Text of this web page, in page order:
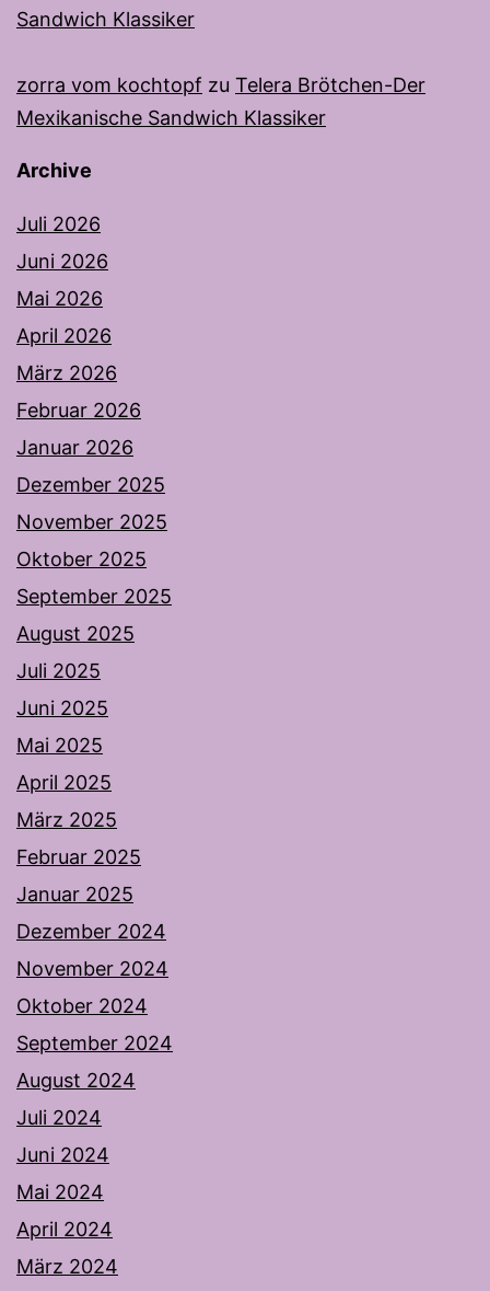
Sandwich Klassiker
zorra vom kochtopf zu Telera Brötchen-Der
Mexikanische Sandwich Klassiker
Archive
Juli 2026
Juni 2026
Mai 2026
April 2026
März 2026
Februar 2026
Januar 2026
Dezember 2025
November 2025
Oktober 2025
September 2025
August 2025
Juli 2025
Juni 2025
Mai 2025
April 2025
März 2025
Februar 2025
Januar 2025
Dezember 2024
November 2024
Oktober 2024
September 2024
August 2024
Juli 2024
Juni 2024
Mai 2024
April 2024
März 2024